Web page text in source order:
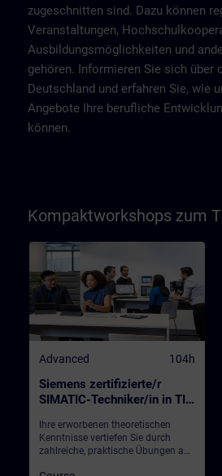
zugeschnitten sind. Dazu können
Veranstaltungen,
Ausbildungsmöglichkeiten und
gehören. Informieren Sie sich über
Deutschland und erfahren Sie, wie
Angebote Ihre berufliche
können.
Kompaktworkshops zum
Advanced 104h
Siemens zertifizierte/r
SIMATIC-Techniker/in in TIA
Test)
Ihre erworbenen theoretischen
Kenntnisse vertiefen Sie durch
zahlreiche, praktische Übungen an